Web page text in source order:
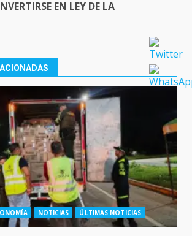
EN LEY DE LA
NOTICIAS ÚLTIMAS NOTICIAS